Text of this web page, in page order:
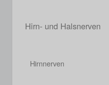
Hirn- und Halsnerven
Hirnnerven